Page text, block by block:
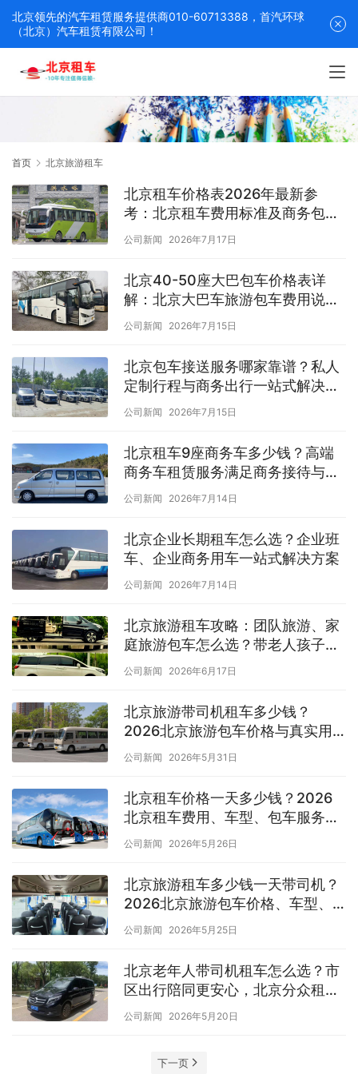
首页 北京旅游租车
北京租车价格表2026年最新参
考：北京租车费用标准及商务包车
服务介绍
公司新闻 2026年7月17日
北京40-50座大巴包车价格表详
解：北京大巴车旅游包车费用说明
及选择指南
公司新闻 2026年7月15日
北京包车接送服务哪家靠谱？私人
定制行程与商务出行一站式解决方
案
公司新闻 2026年7月15日
北京租车9座商务车多少钱？高端
商务车租赁服务满足商务接待与出
行需求
公司新闻 2026年7月14日
北京企业长期租车怎么选？企业班
车、企业商务用车一站式解决方案
公司新闻 2026年7月14日
北京旅游租车攻略：团队旅游、家
庭旅游包车怎么选？带老人孩子出
行更省心
公司新闻 2026年6月17日
北京旅游带司机租车多少钱？
2026北京旅游包车价格与真实用
车体验
公司新闻 2026年5月31日
北京租车价格一天多少钱？2026
北京租车费用、车型、包车服务详
细解析
公司新闻 2026年5月26日
北京旅游租车多少钱一天带司机？
2026北京旅游包车价格、车型、
服务详细解析
公司新闻 2026年5月25日
北京老年人带司机租车怎么选？市
区出行陪同更安心，北京分众租车
公司提供耐心专业服务
公司新闻 2026年5月20日
下一页
北京领先的汽车租赁服务提供商010-60713388，首汽环球
（北京）汽车租赁有限公司！